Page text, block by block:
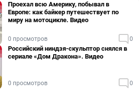
Проехал всю Америку, побывал в
Европе: как байкер путешествует по
миру на мотоцикле. Видео
0 просмотров 0
Российский ниндзя-скульптор снялся в
сериале «Дом Дракона». Видео
0 просмотров 0